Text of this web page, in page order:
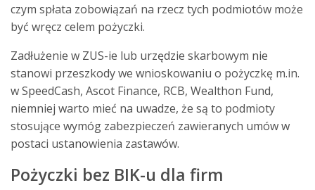
czym spłata zobowiązań na rzecz tych podmiotów może
być wręcz celem pożyczki.
Zadłużenie w ZUS-ie lub urzędzie skarbowym nie
stanowi przeszkody we wnioskowaniu o pożyczkę m.in.
w SpeedCash, Ascot Finance, RCB, Wealthon Fund,
niemniej warto mieć na uwadze, że są to podmioty
stosujące wymóg zabezpieczeń zawieranych umów w
postaci ustanowienia zastawów.
Pożyczki bez BIK-u dla firm